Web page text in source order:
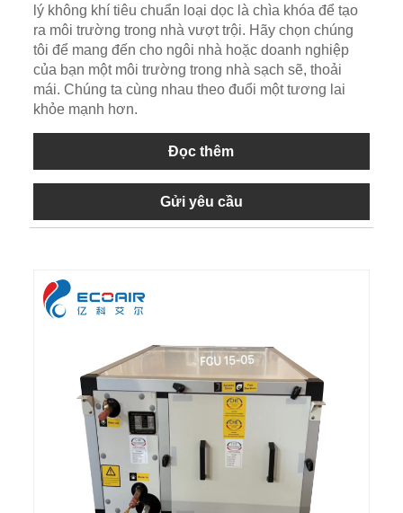
lý không khí tiêu chuẩn loại dọc là chìa khóa để tạo
ra môi trường trong nhà vượt trội. Hãy chọn chúng
tôi để mang đến cho ngôi nhà hoặc doanh nghiệp
của bạn một môi trường trong nhà sạch sẽ, thoải
mái. Chúng ta cùng nhau theo đuổi một tương lai
khỏe mạnh hơn.
Đọc thêm
Gửi yêu cầu